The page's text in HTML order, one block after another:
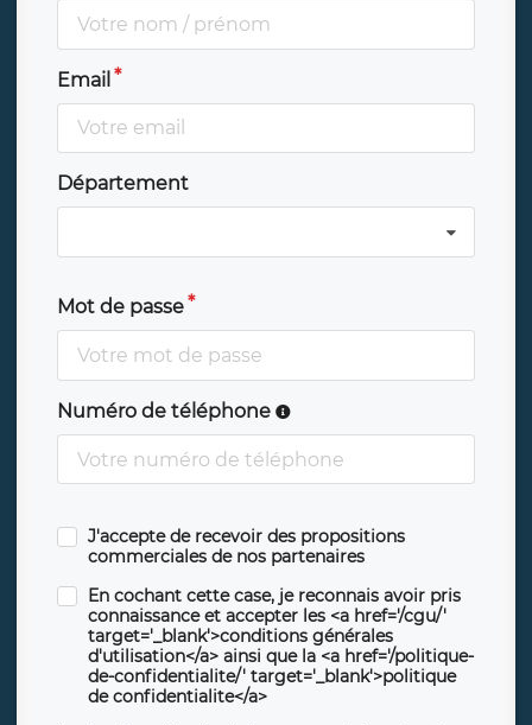
Email
Département
Mot de passe
Numéro de téléphone
J'accepte de recevoir des propositions
commerciales de nos partenaires
En cochant cette case, je reconnais avoir pris
connaissance et accepter les <a href='/cgu/'
target='_blank'>conditions générales
d'utilisation</a> ainsi que la <a href='/politique-
de-confidentialite/' target='_blank'>politique
de confidentialite</a>